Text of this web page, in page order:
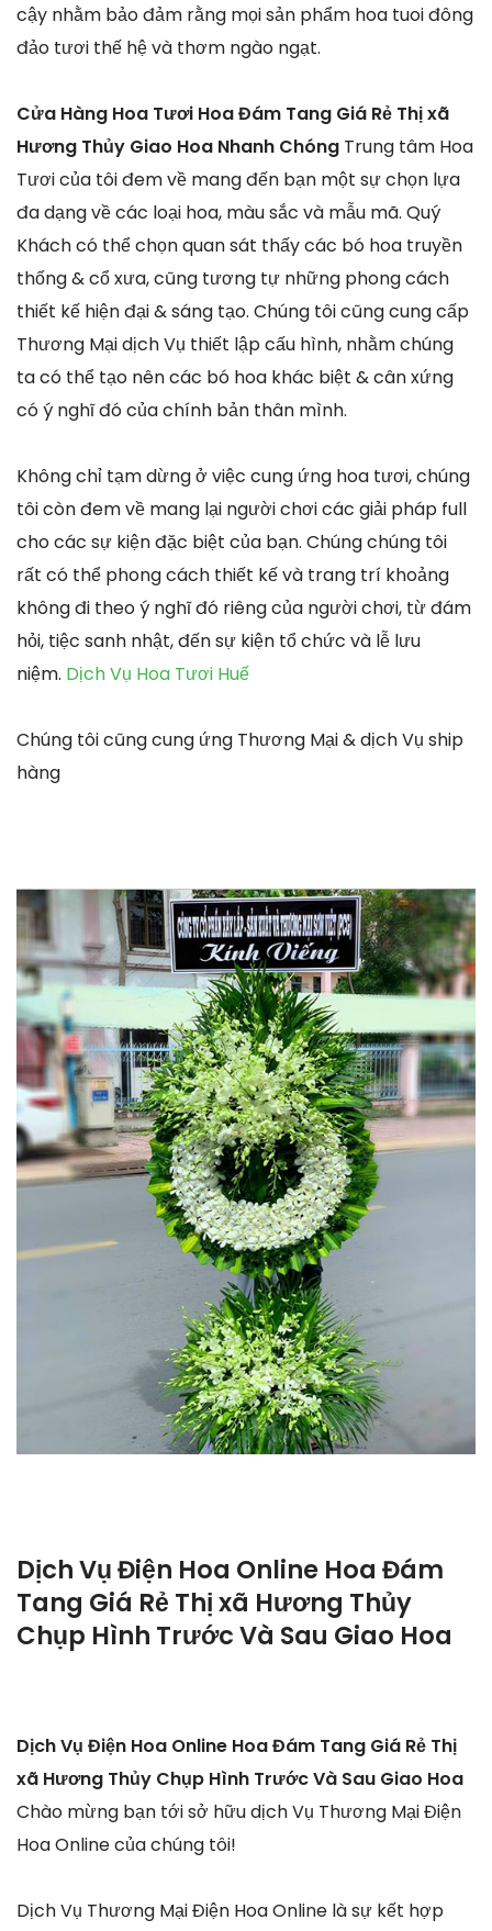
cậy nhằm bảo đảm rằng mọi sản phẩm hoa tuoi đông
đảo tươi thế hệ và thơm ngào ngạt.
Cửa Hàng Hoa Tươi Hoa Đám Tang Giá Rẻ Thị xã
Hương Thủy Giao Hoa Nhanh Chóng Trung tâm Hoa
Tươi của tôi đem về mang đến bạn một sự chọn lựa
đa dạng về các loại hoa, màu sắc và mẫu mã. Quý
Khách có thể chọn quan sát thấy các bó hoa truyền
thống & cổ xưa, cũng tương tự những phong cách
thiết kế hiện đại & sáng tạo. Chúng tôi cũng cung cấp
Thương Mại dịch Vụ thiết lập cấu hình, nhằm chúng
ta có thể tạo nên các bó hoa khác biệt & cân xứng
có ý nghĩ đó của chính bản thân mình.
Không chỉ tạm dừng ở việc cung ứng hoa tươi, chúng
tôi còn đem về mang lại người chơi các giải pháp full
cho các sự kiện đặc biệt của bạn. Chúng chúng tôi
rất có thể phong cách thiết kế và trang trí khoảng
không đi theo ý nghĩ đó riêng của người chơi, từ đám
hỏi, tiệc sanh nhật, đến sự kiện tổ chức và lễ lưu
niệm. Dịch Vụ Hoa Tươi Huế
Chúng tôi cũng cung ứng Thương Mại & dịch Vụ ship
hàng
Dịch Vụ Điện Hoa Online Hoa Đám
Tang Giá Rẻ Thị xã Hương Thủy
Chụp Hình Trước Và Sau Giao Hoa
Dịch Vụ Điện Hoa Online Hoa Đám Tang Giá Rẻ Thị
xã Hương Thủy Chụp Hình Trước Và Sau Giao Hoa
Chào mừng bạn tới sở hữu dịch Vụ Thương Mại Điện
Hoa Online của chúng tôi!
Dịch Vụ Thương Mại Điện Hoa Online là sự kết hợp